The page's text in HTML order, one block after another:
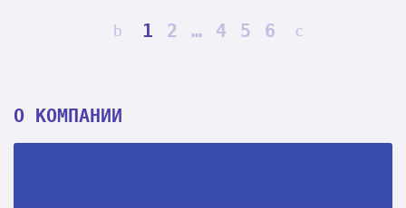
1 2 … 4 5 6
О КОМПАНИИ